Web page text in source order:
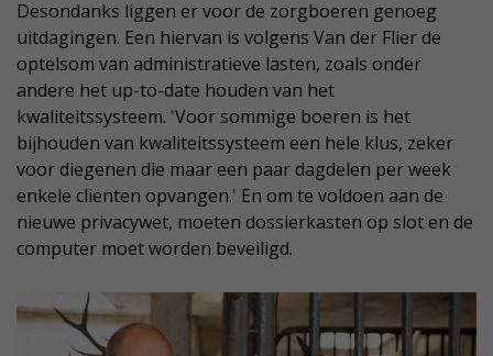
Desondanks liggen er voor de zorgboeren genoeg
uitdagingen. Een hiervan is volgens Van der Flier de
optelsom van administratieve lasten, zoals onder
andere het up-to-date houden van het
kwaliteitssysteem. 'Voor sommige boeren is het
bijhouden van kwaliteitssysteem een hele klus, zeker
voor diegenen die maar een paar dagdelen per week
enkele cliënten opvangen.' En om te voldoen aan de
nieuwe privacywet, moeten dossierkasten op slot en de
computer moet worden beveiligd.